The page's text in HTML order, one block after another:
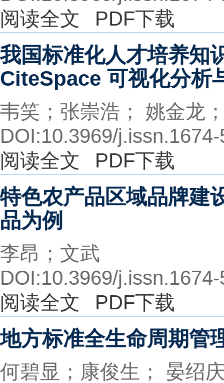
阅读全文
PDF下载
我国标准化人才培养
CiteSpace 可视化分析
韦笑；张崇浩； 姚金龙
DOI:10.3969/
阅读全文
PDF下载
特色农产品区域品牌
品为例
李昂；文武
DOI:10.3969/
阅读全文
PDF下载
地方标准全生命周期
何碧显；康俊生； 晏绍